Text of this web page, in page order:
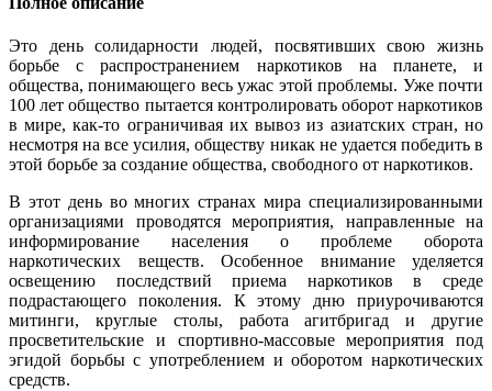
Это день солидарности людей, посвятивших свою жизнь
борьбе с распространением наркотиков на планете, и
общества, понимающего весь ужас этой проблемы. Уже почти
100 лет общество пытается контролировать оборот наркотиков
в мире, как-то ограничивая их вывоз из азиатских стран, но
несмотря на все усилия, обществу никак не удается победить в
этой борьбе за создание общества, свободного от наркотиков.
В этот день во многих странах мира специализированными
организациями проводятся мероприятия, направленные на
информирование населения о проблеме оборота
наркотических веществ. Особенное внимание уделяется
освещению последствий приема наркотиков в среде
подрастающего поколения. К этому дню приурочиваются
митинги, круглые столы, работа агитбригад и другие
просветительские и спортивно-массовые мероприятия под
эгидой борьбы с употреблением и оборотом наркотических
средств.